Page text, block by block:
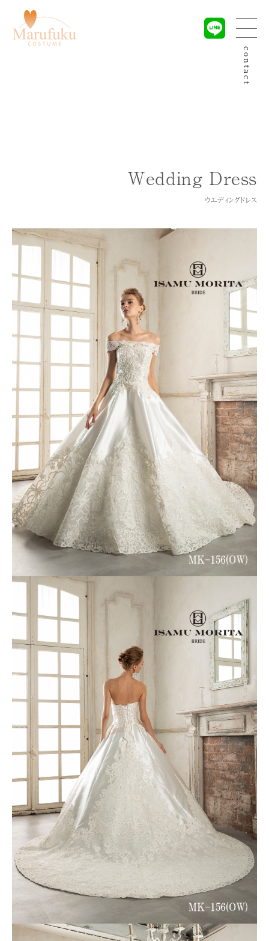
contact
Wedding Dress
ウエディングドレス